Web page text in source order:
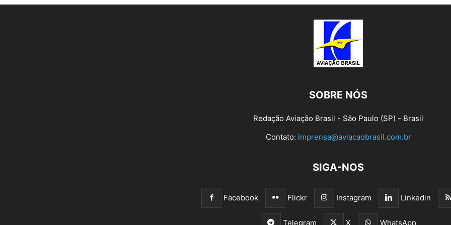
SOBRE NÓS
Redação Aviação Brasil - São Paulo (SP) - Brasil
Contato: imprensa@aviacaobrasil.com.br
SIGA-NOS
Facebook Flickr Instagram Linkedin
Telegram X WhatsApp